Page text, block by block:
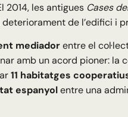
2014, les antigues Cases
de l’edifici i
mediadorentre el
amb un acord pioner:
11 habitatges
espanyolentre una